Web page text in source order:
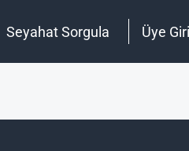
Seyahat Sorgula Üye